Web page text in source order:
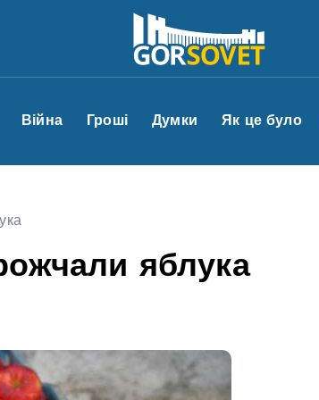
Війна Гроші Думки Як це було
яблука